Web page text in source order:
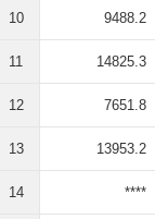
10 9488.2
11 14825.3
12 7651.8
13 13953.2
14 ****